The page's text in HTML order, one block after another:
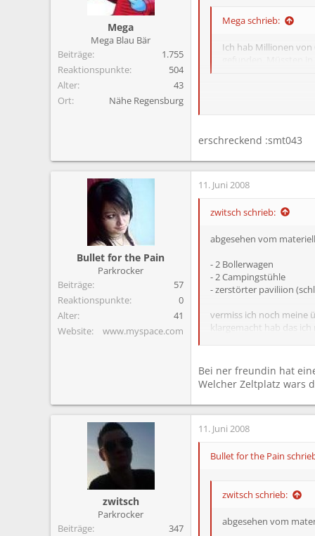
Mega
Mega Blau Bär
Beiträge
1.755
Reaktionspunkte
504
Alter
43
Ort
Nähe Regensburg
Mega schrieb:
Ich hab Millionen von
erschreckend :smt043
Bullet for the Pain
Parkrocker
Beiträge
57
Reaktionspunkte
0
Alter
41
Website
www.myspace.com
11. Juni 2008
zwitsch schrieb:
abgesehen vom
- 2 Bollerwagen
- 2 Campingstühle
- zerstörter paviliion
vermiss ich noch meine
klargemacht hab das
denen im zelt
Bei ner freundin hat
Welcher Zeltplatz wars
zwitsch
Parkrocker
Beiträge
347
11. Juni 2008
Bullet for the Pain
zwitsch schrieb:
abgesehen vom